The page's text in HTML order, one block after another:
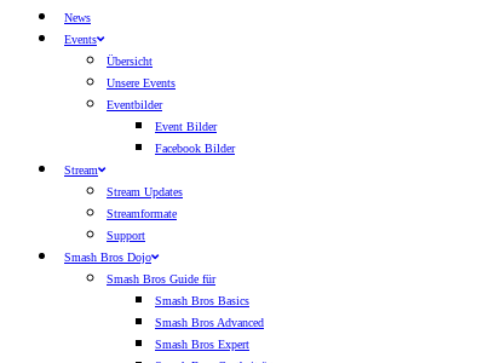
News
Events
Übersicht
Unsere Events
Eventbilder
Event Bilder
Facebook Bilder
Stream
Stream Updates
Streamformate
Support
Smash Bros Dojo
Smash Bros Guide für
Smash Bros Basics
Smash Bros Advanced
Smash Bros Expert